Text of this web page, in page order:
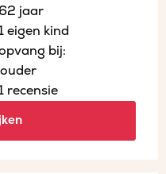
62 jaar
eigen kind
bij:
recensie